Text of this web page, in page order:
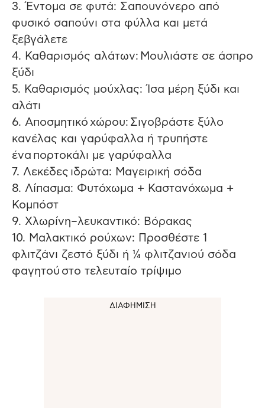
3. Έντομα σε φυτά: Σαπουνόνερο από
φυσικό σαπούνι στα φύλλα και μετά
ξεβγάλετε
4. Καθαρισμός αλάτων: Μουλιάστε σε άσπρο
ξύδι
5. Καθαρισμός μούχλας: Ίσα μέρη ξύδι και
αλάτι
6. Αποσμητικό χώρου: Σιγοβράστε ξύλο
κανέλας και γαρύφαλλα ή τρυπήστε
ένα πορτοκάλι με γαρύφαλλα
7. Λεκέδες ιδρώτα: Μαγειρική σόδα
8. Λίπασμα: Φυτόχωμα + Καστανόχωμα +
Κομπόστ
9. Χλωρίνη–λευκαντικό: Βόρακας
10. Μαλακτικό ρούχων: Προσθέστε 1
φλιτζάνι ζεστό ξύδι ή ¼ φλιτζανιού σόδα
φαγητού στο τελευταίο τρίψιμο